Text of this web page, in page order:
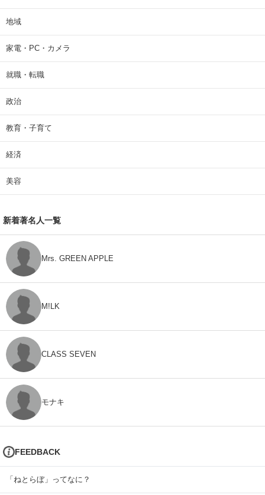
地域
家電・PC・カメラ
就職・転職
政治
教育・子育て
経済
美容
新着著名人一覧
Mrs. GREEN APPLE
M!LK
CLASS SEVEN
モナキ
FEEDBACK
「ねとらぼ」ってなに？